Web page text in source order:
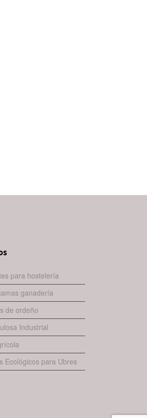
para hostelería
ganadería
de ordeño
Industrial
Ecológicos para Ubres